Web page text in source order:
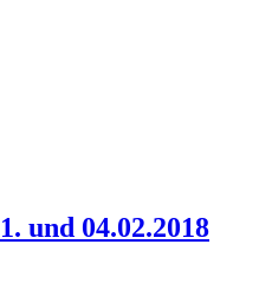
und 04.02.2018